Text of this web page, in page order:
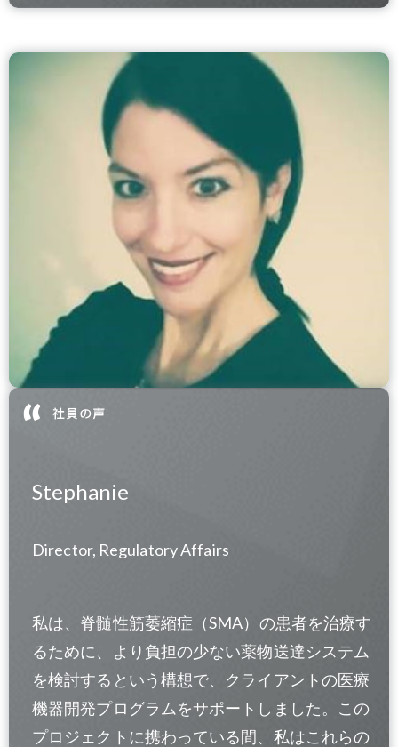
Stephanie
Director, Regulatory Affairs
私は、脊髄性筋萎縮症（SMA）の患者を治療す
るために、より負担の少ない薬物送達システム
を検討するという構想で、クライアントの医療
機器開発プログラムをサポートしました。この
プロジェクトに携わっている間、私はこれらの